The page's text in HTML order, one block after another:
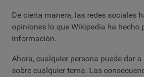
De cierta manera, las redes sociales
opiniones lo que Wikipedia ha hecho
información.
Ahora, cualquier persona puede dar
sobre cualquier tema. Las